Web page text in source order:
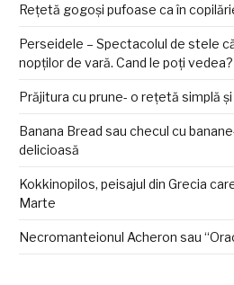
Rețetă gogoși pufoase ca în
Perseidele – Spectacolul de stele
nopților de vară. Cand le poți vedea?
Prăjitura cu prune- o rețetă simplă
Banana Bread sau checul cu
delicioasă
Kokkinopilos, peisajul din Grecia
Marte
Necromanteionul Acheron sau